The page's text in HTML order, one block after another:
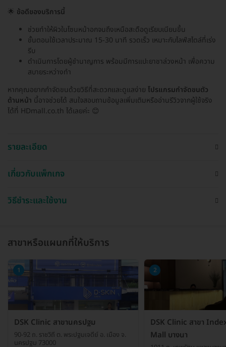
🌟 ข้อดีของบริการนี้
ช่วยทำให้ผิวในโซนหน้าอกจนถึงเหนือสะดือดูเรียบเนียนขึ้น
ขั้นตอนใช้เวลาประมาณ 15-30 นาที รวดเร็ว เหมาะกับไลฟ์สไตล์ที่เร่ง
รีบ
ดำเนินการโดยผู้ชำนาญการ พร้อมมีการแปะยาชาล่วงหน้า เพื่อความ
สบายระหว่างทำ
หากคุณอยากกำจัดขนด้วยวิธีที่สะดวกและดูแลง่าย โปรแกรมกำจัดขนตัว
ด้านหน้า นี้อาจช่วยได้ สนใจสอบถามข้อมูลเพิ่มเติมหรืออ่านรีวิวจากผู้ใช้จริง
ได้ที่ HDmall.co.th ได้เลยค่ะ 😊
รายละเอียด
เกี่ยวกับแพ็กเกจ
วิธีชำระและใช้งาน
สาขาหรือแผนกที่ให้บริการ
1
DSK Clinic สาขานครปฐม
90-92 ถ. ราชวิถี ต. พระปฐมเจดีย์ อ. เมือง จ.
นครปฐม 73000
2
DSK Clinic สาขา
Mall บางนา